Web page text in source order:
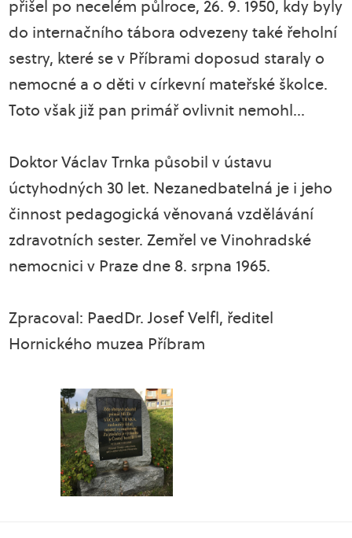
přišel po necelém půlroce, 26. 9. 1950, kdy byly
do internačního tábora odvezeny také řeholní
sestry, které se v Příbrami doposud staraly o
nemocné a o děti v církevní mateřské školce.
Toto však již pan primář ovlivnit nemohl…
Doktor Václav Trnka působil v ústavu
úctyhodných 30 let. Nezanedbatelná je i jeho
činnost pedagogická věnovaná vzdělávání
zdravotních sester. Zemřel ve Vinohradské
nemocnici v Praze dne 8. srpna 1965.
Zpracoval: PaedDr. Josef Velfl, ředitel
Hornického muzea Příbram